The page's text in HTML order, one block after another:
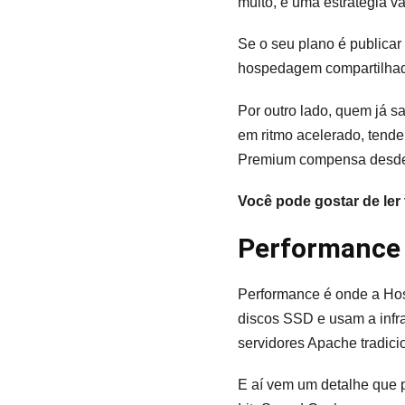
Se o seu plano é
hospedagem
Por outro lado, quem já
em ritmo acelerado,
Premium compensa
Você pode gostar de
Performance é onde a
discos SSD e usam a
servidores Apache
E aí vem um detalhe que